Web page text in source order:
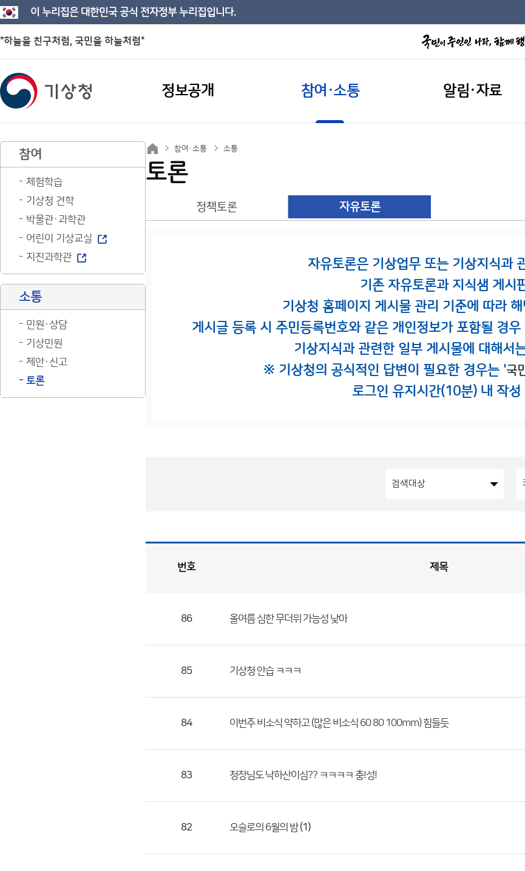
이 누리집은 대한민국 공식 전자정부 누리집입니다.
"하늘을 친구처럼, 국민을 하늘처럼"
정보공개 참여·소통 알림·자료
참여
체험학습
기상청 견학
박물관·과학관
어린이 기상교실
지진과학관
소통
민원·상담
기상민원
제안·신고
토론
참여·소통 소통
토론
정책토론 자유토론
자유토론은 기상업무 또는 기상지식과
기존 자유토론과 지식샘 게시
기상청 홈페이지 게시물 관리 기준에 따라
게시글 등록 시 주민등록번호와 같은 개인정보가 포함될 경
기상지식과 관련한 일부 게시물에 대해서
※ 기상청의 공식적인 답변이 필요한 경우는 '국
로그인 유지시간(10분) 내 작
로
제
성
번호 제목
86 올여름 심한 무더위 가능성 낮아
85 기상청 안습 ㅋㅋㅋ
84 이번주 비소식 약하고 (많은 비소식 60 80 100mm) 힘들듯
83 청장님도 낙하산이심?? ㅋㅋㅋㅋ 충!성!
82 오슬로의 6월의 밤(1)